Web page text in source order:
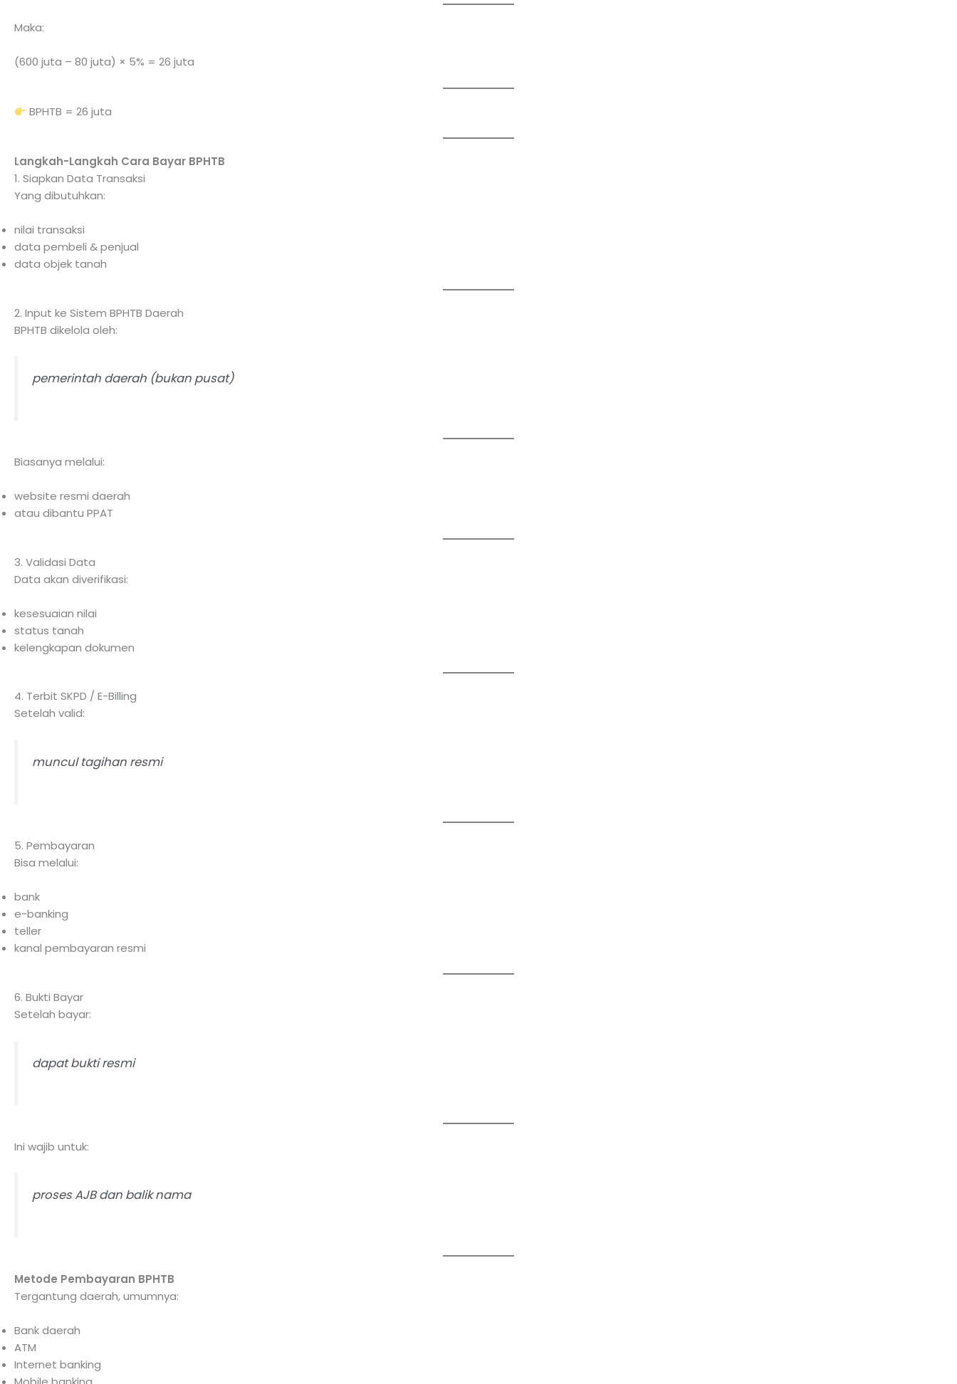
Maka:
(600 juta – 80 juta) × 5% = 26 juta
BPHTB = 26 juta
Langkah-Langkah Cara Bayar BPHTB
1. Siapkan Data Transaksi
Yang dibutuhkan:
nilai transaksi
data pembeli & penjual
data objek tanah
2. Input ke Sistem BPHTB Daerah
BPHTB dikelola oleh:
pemerintah daerah (bukan pusat)
Biasanya melalui:
website resmi daerah
atau dibantu PPAT
3. Validasi Data
Data akan diverifikasi:
kesesuaian nilai
status tanah
kelengkapan dokumen
4. Terbit SKPD / E-Billing
Setelah valid:
muncul tagihan resmi
5. Pembayaran
Bisa melalui:
bank
e-banking
teller
kanal pembayaran resmi
6. Bukti Bayar
Setelah bayar:
dapat bukti resmi
Ini wajib untuk:
proses AJB dan balik nama
Metode Pembayaran BPHTB
Tergantung daerah, umumnya:
Bank daerah
ATM
Internet banking